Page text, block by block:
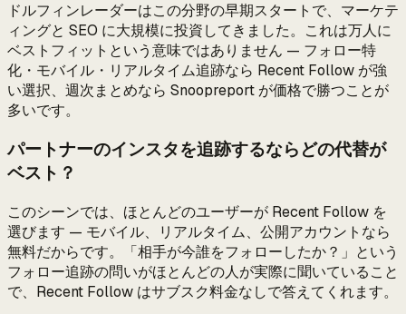
ドルフィンレーダーはこの分野の早期スタートで、マーケテ
ィングと SEO に大規模に投資してきました。これは万人に
ベストフィットという意味ではありません — フォロー特
化・モバイル・リアルタイム追跡なら Recent Follow が強
い選択、週次まとめなら Snoopreport が価格で勝つことが
多いです。
パートナーのインスタを追跡するならどの代替が
ベスト？
このシーンでは、ほとんどのユーザーが Recent Follow を
選びます — モバイル、リアルタイム、公開アカウントなら
無料だからです。「相手が今誰をフォローしたか？」という
フォロー追跡の問いがほとんどの人が実際に聞いていること
で、Recent Follow はサブスク料金なしで答えてくれます。